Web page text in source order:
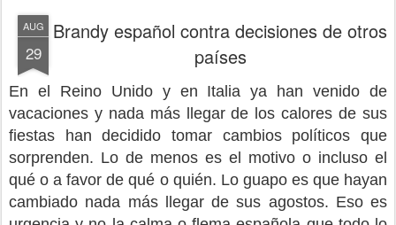
AUG
29
Brandy español contra decisiones de otros
países
En el Reino Unido y en Italia ya han venido de
vacaciones y nada más llegar de los calores de sus
fiestas han decidido tomar cambios políticos que
sorprenden. Lo de menos es el motivo o incluso el
qué o a favor de qué o quién. Lo guapo es que hayan
cambiado nada más llegar de sus agostos. Eso es